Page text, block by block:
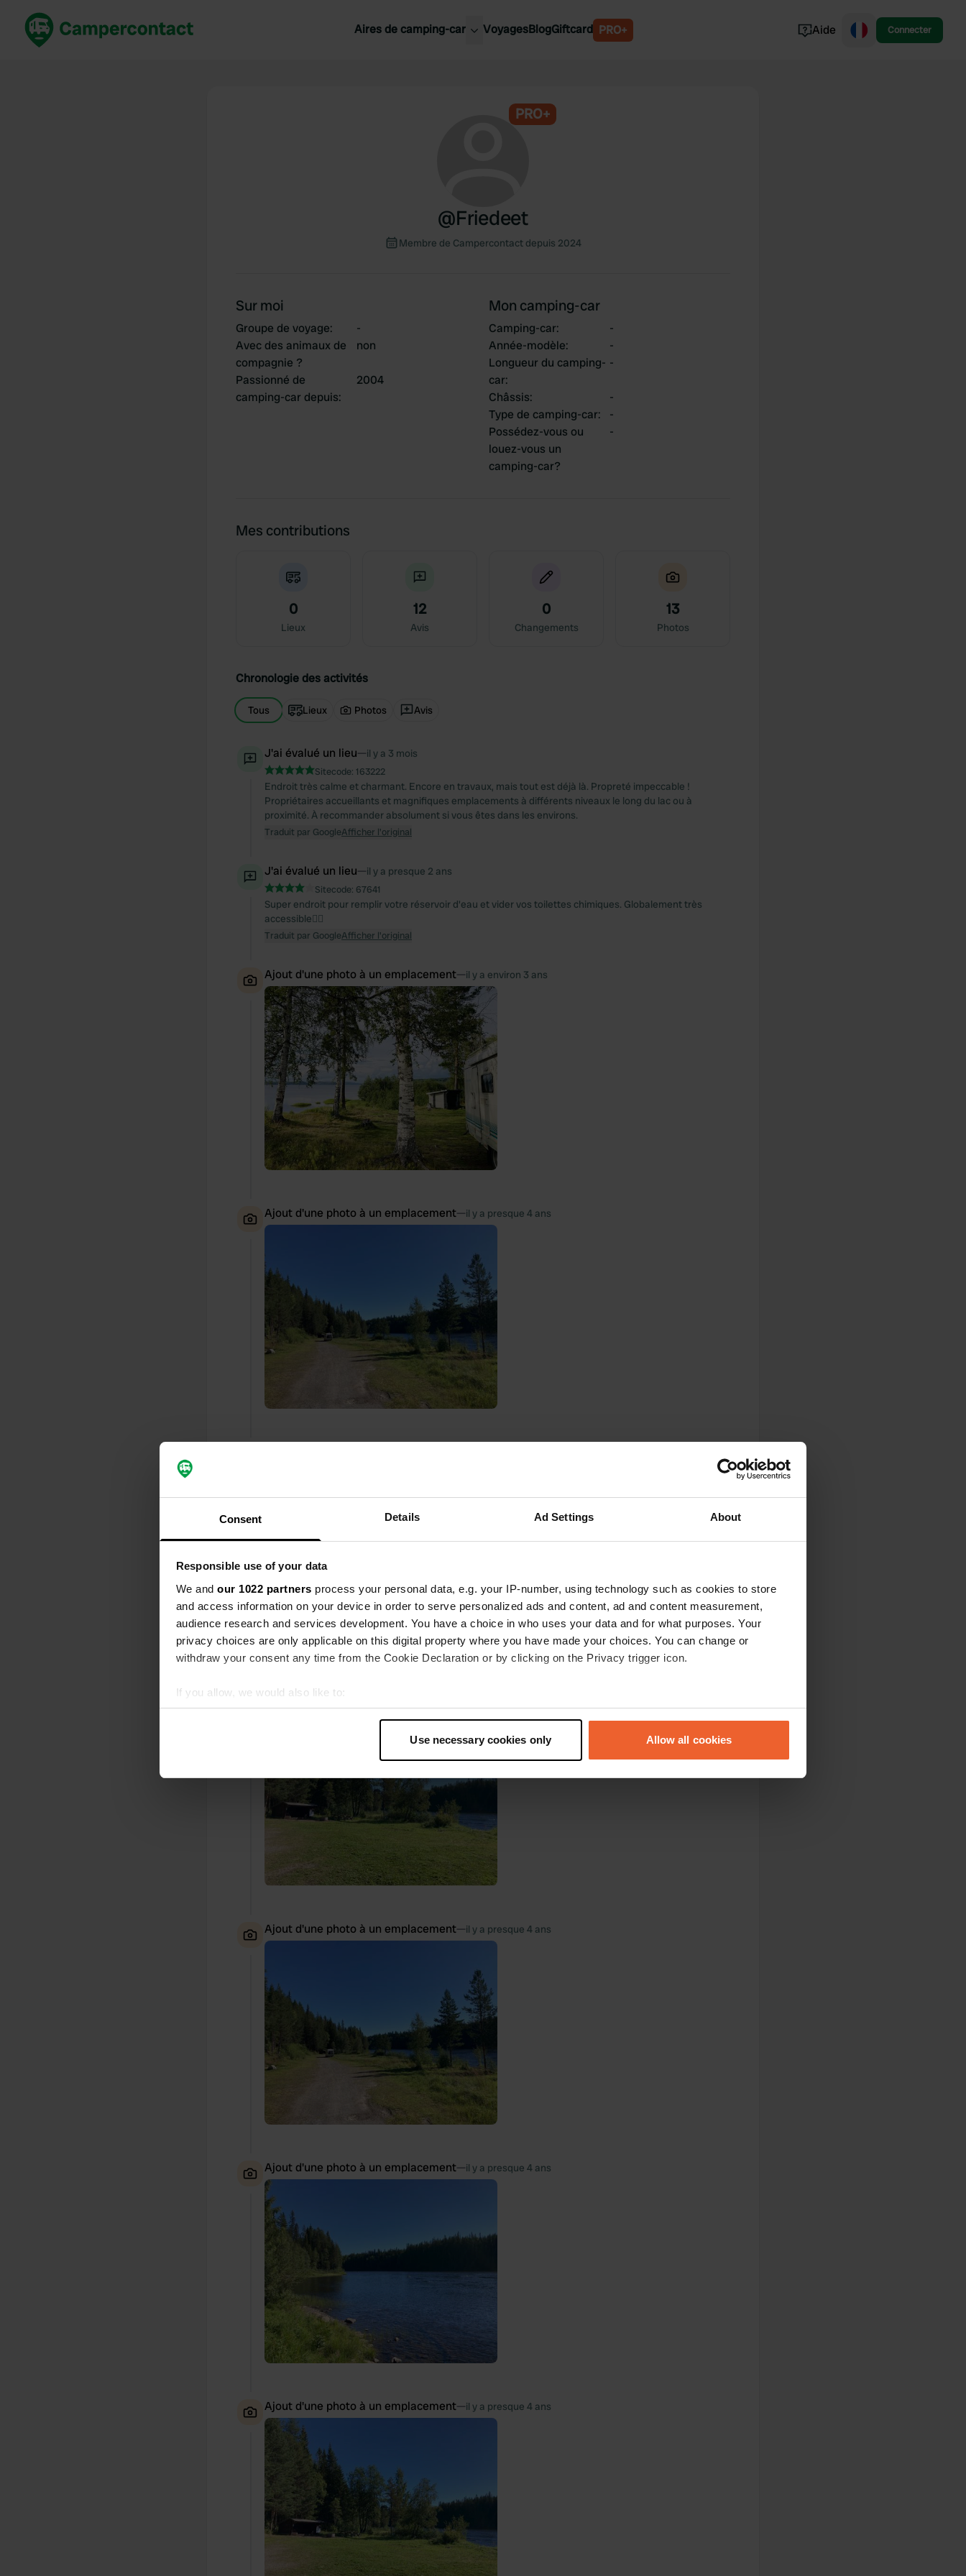
Consent Details Ad Settings About
Responsible use of your data
We and our 1022 partners process your personal data, e.g. your IP-number, using technology such as cookies to store
and access information on your device in order to serve personalized ads and content, ad and content measurement,
audience research and services development. You have a choice in who uses your data and for what purposes. Your
privacy choices are only applicable on this digital property where you have made your choices. You can change or
withdraw your consent any time from the Cookie Declaration or by clicking on the Privacy trigger icon.
If you allow, we would also like to:
Collect information about your geographical location which can be accurate to within several meters
Find out more about how your personal data is processed and set your preferences in the
We use cookies to personalise content and ads, to provide social media features and to analyse our traffic. We also share
information about your use of our site with our social media, advertising and analytics partners who may combine it with
other information that you’ve provided to them or that they’ve collected from your use of their services.
Use necessary cookies only Allow all cookies
Aires de camping-car VoyagesBlogGiftcard PRO+ Aide Connecter
PRO+
@Friedeet
Membre de Campercontact depuis 2024
Sur moi
Groupe de voyage:
-
Avec des animaux de
compagnie ?
non
Passionné de
camping-car depuis:
2004
Mon camping-car
Camping-car:
-
Année-modèle:
-
Longueur du camping-
car:
-
Châssis:
-
Type de camping-car:
-
Possédez-vous ou
louez-vous un
camping-car?
-
Mes contributions
0
Lieux
12
Avis
0
Changements
13
Photos
Chronologie des activités
Tous Lieux Photos Avis
J'ai évalué un lieu—il y a 3 mois
Sitecode: 163222
Endroit très calme et charmant. Encore en travaux, mais tout est déjà là. Propreté impeccable !
Propriétaires accueillants et magnifiques emplacements à différents niveaux le long du lac ou à
proximité. À recommander absolument si vous êtes dans les environs.
Traduit par GoogleAfficher l'original
J'ai évalué un lieu—il y a presque 2 ans
Sitecode: 67641
Super endroit pour remplir votre réservoir d'eau et vider vos toilettes chimiques. Globalement très
accessible👍🏻
Traduit par GoogleAfficher l'original
Ajout d'une photo à un emplacement—il y a environ 3 ans
Ajout d'une photo à un emplacement—il y a presque 4 ans
Ajout d'une photo à un emplacement
Ajout d'une photo à un emplacement—il y a presque 4 ans
Ajout d'une photo à un emplacement—il y a presque 4 ans
Ajout d'une photo à un emplacement—il y a presque 4 ans